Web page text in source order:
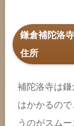
鎌倉補陀
住所
補陀洛寺は
はかかるの
うのがスム